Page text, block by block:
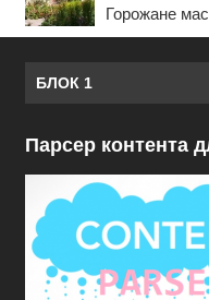
Горожане
БЛОК 1
Парсер контента